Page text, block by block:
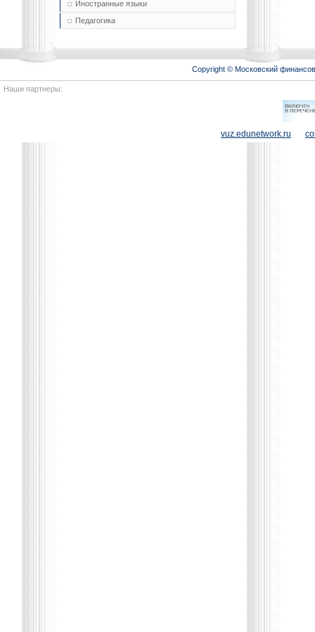
Иностранные языки
Педагогика
Copyright © Московский
Наши партнеры:
vuz.edunetwork.ru